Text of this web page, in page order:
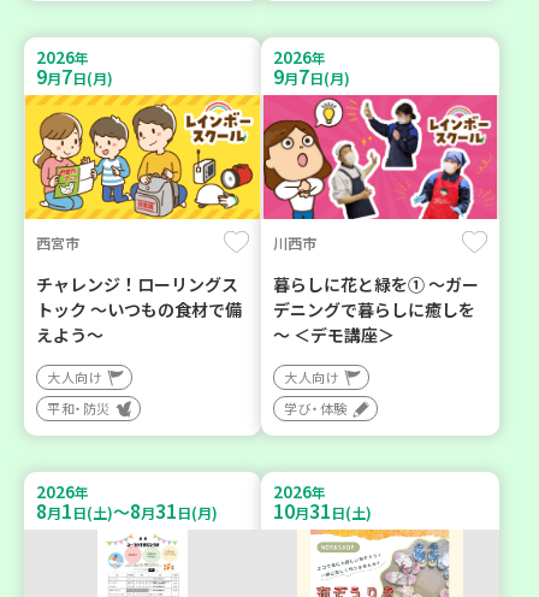
2026年
9月7日(月)
西宮市
チャレンジ！ローリングス
トック ～いつもの食材で備
えよう～
大人向け
平和・防災
2026年
9月7日(月)
川西市
暮らしに花と緑を① ～ガー
デニングで暮らしに癒しを
～ ＜デモ講座＞
大人向け
学び・体験
2026年
8月1日(土)～8月31日(月)
2026年
10月31日(土)